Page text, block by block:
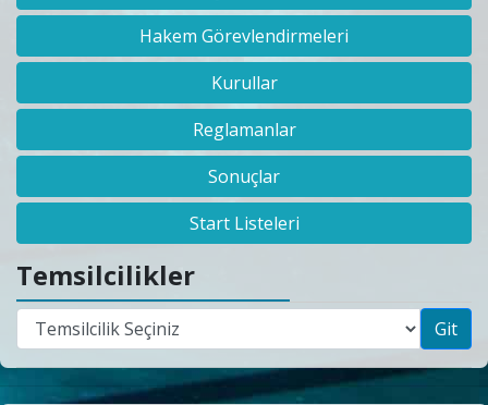
Hakem Görevlendirmeleri
Kurullar
Reglamanlar
Sonuçlar
Start Listeleri
Temsilcilikler
Git